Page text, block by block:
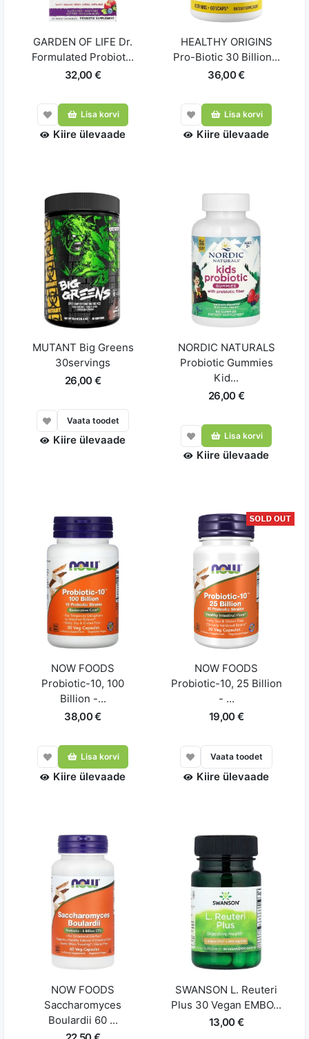
GARDEN OF LIFE Dr.
Formulated Probiot...
32,00 €
Lisa korvi
Kiire ülevaade
HEALTHY ORIGINS
Pro-Biotic 30 Billion...
36,00 €
Lisa korvi
Kiire ülevaade
MUTANT Big Greens
30servings
26,00 €
Vaata toodet
Kiire ülevaade
NORDIC NATURALS
Probiotic Gummies
Kid...
26,00 €
Lisa korvi
Kiire ülevaade
NOW FOODS
Probiotic-10, 100
Billion -...
38,00 €
Lisa korvi
Kiire ülevaade
NOW FOODS
Probiotic-10, 25 Billion
- ...
19,00 €
Vaata toodet
Kiire ülevaade
NOW FOODS
Saccharomyces
Boulardii 60 ...
SWANSON L. Reuteri
Plus 30 Vegan EMBO...
13,00 €